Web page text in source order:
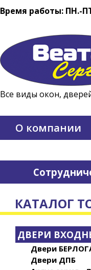
Время работы: ПН.-
Все виды окон,
О компании
КАТАЛОГ
ДВЕРИ
Двери
Двери ДПБ